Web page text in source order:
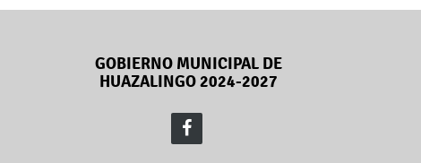
GOBIERNO MUNICIPAL DE
HUAZALINGO 2024-2027